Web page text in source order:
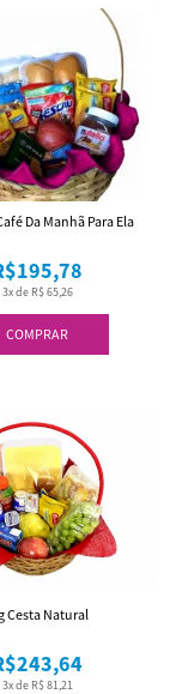
COMPRAR
3x de R$ 65,26
Da Manhã Para Ela
3x de R$ 81,21
Cesta Natural